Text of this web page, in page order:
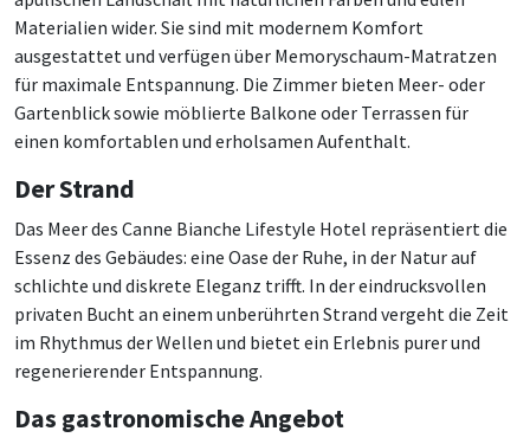
Materialien wider. Sie sind mit modernem Komfort
ausgestattet und verfügen über Memoryschaum-Matratzen
für maximale Entspannung. Die Zimmer bieten Meer- oder
Gartenblick sowie möblierte Balkone oder Terrassen für
einen komfortablen und erholsamen Aufenthalt.
Der Strand
Das Meer des Canne Bianche Lifestyle Hotel repräsentiert die
Essenz des Gebäudes: eine Oase der Ruhe, in der Natur auf
schlichte und diskrete Eleganz trifft. In der eindrucksvollen
privaten Bucht an einem unberührten Strand vergeht die Zeit
im Rhythmus der Wellen und bietet ein Erlebnis purer und
regenerierender Entspannung.
Das gastronomische Angebot